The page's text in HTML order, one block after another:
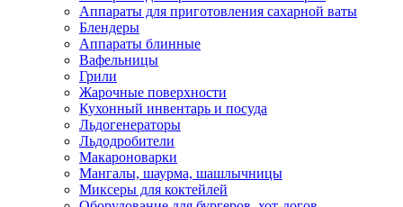
Аппараты для приготовления сахарной ваты
Блендеры
Аппараты блинные
Вафельницы
Грили
Жарочные поверхности
Кухонный инвентарь и посуда
Льдогенераторы
Льдодробители
Макароноварки
Мангалы, шаурма, шашлычницы
Миксеры для коктейлей